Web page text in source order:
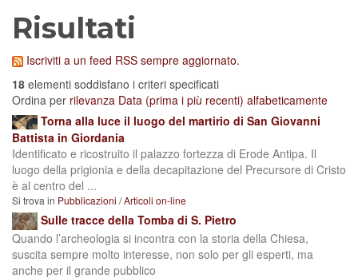
Risultati
Iscriviti a un feed RSS sempre aggiornato.
18 elementi soddisfano i criteri specificati
Ordina per rilevanza Data (prima i più recenti) alfabeticamente
Torna alla luce il luogo del martirio di San Giovanni
Battista in Giordania
Identificato e ricostruito il palazzo fortezza di Erode Antipa. Il
luogo della prigionia e della decapitazione del Precursore di Cristo
è al centro del ...
Si trova in Pubblicazioni /Articoli on-line
Sulle tracce della Tomba di S. Pietro
Quando l’archeologia si incontra con la storia della Chiesa,
suscita sempre molto interesse, non solo per gli esperti, ma
anche per il grande pubblico